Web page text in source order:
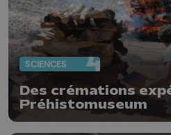
SCIENCES
Des crémations
Préhistomuseum